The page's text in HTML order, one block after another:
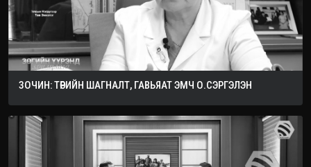
ЗОЧИН: ТӨРИЙН ШАГНАЛТ, ГАВЬЯАТ ЭМЧ О.СЭРГЭЛЭН